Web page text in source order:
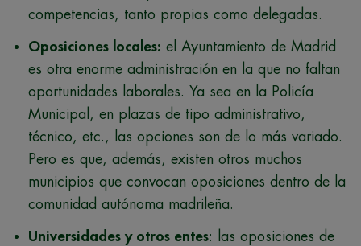
competencias, tanto propias como delegadas.
Oposiciones locales: el Ayuntamiento de Madrid
es otra enorme administración en la que no faltan
oportunidades laborales. Ya sea en la Policía
Municipal, en plazas de tipo administrativo,
técnico, etc., las opciones son de lo más variado.
Pero es que, además, existen otros muchos
municipios que convocan oposiciones dentro de la
comunidad autónoma madrileña.
Universidades y otros entes: las oposiciones de